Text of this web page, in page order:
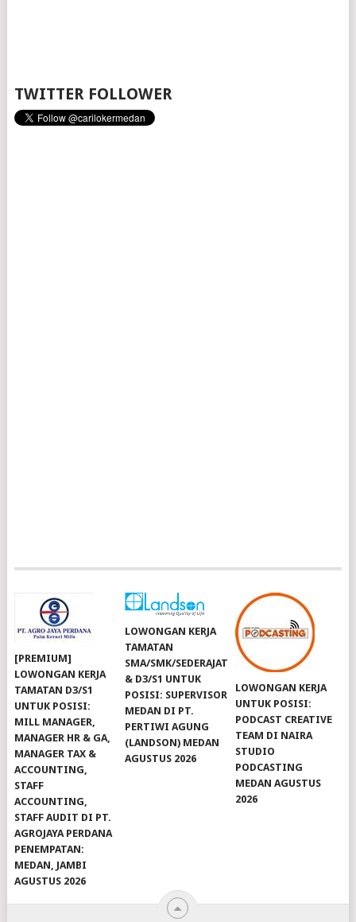
TWITTER FOLLOWER
[PREMIUM]
LOWONGAN KERJA
TAMATAN D3/S1
UNTUK POSISI:
MILL MANAGER,
MANAGER HR & GA,
MANAGER TAX &
ACCOUNTING,
STAFF
ACCOUNTING,
STAFF AUDIT DI PT.
AGROJAYA PERDANA
PENEMPATAN:
MEDAN, JAMBI
AGUSTUS 2026
LOWONGAN KERJA
TAMATAN
SMA/SMK/SEDERAJAT
& D3/S1 UNTUK
POSISI: SUPERVISOR
MEDAN DI PT.
PERTIWI AGUNG
(LANDSON) MEDAN
AGUSTUS 2026
LOWONGAN KERJA
UNTUK POSISI:
PODCAST CREATIVE
TEAM DI NAIRA
STUDIO
PODCASTING
MEDAN AGUSTUS
2026